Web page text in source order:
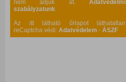
nem adjuk át. Adatvédelmi
szabályzatunk.
Az itt látható űrlapot láthatatlan
reCaptcha védi: Adatvédelem - ÁSZF